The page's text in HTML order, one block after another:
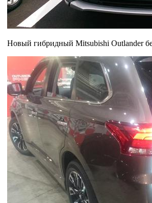
Новый гибридный Mitsubishi Outlander